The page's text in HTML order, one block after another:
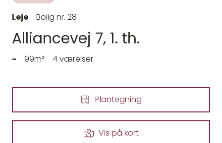
Leje Bolig nr. 28
Alliancevej 7, 1. th.
- 99m² 4 værelser
Plantegning
Vis på kort